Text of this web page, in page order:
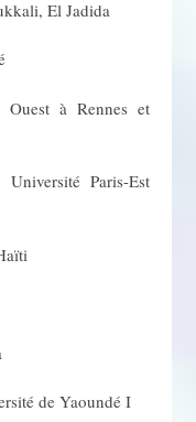
El Jadida
Ouest à Rennes et
Paris-Est
de Yaoundé I